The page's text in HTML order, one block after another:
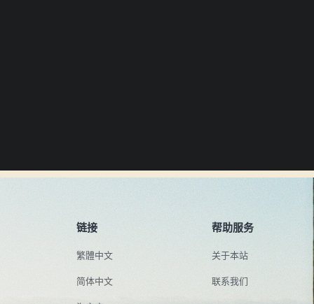
链接
繁體中文
简体中文
帮助服务
关于本站
联系我们